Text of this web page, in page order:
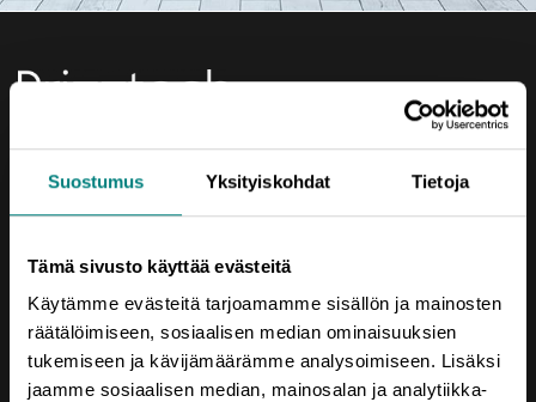
Suostumus Yksityiskohdat Tietoja
Tämä sivusto käyttää evästeitä
Käytämme evästeitä tarjoamamme sisällön ja mainosten
räätälöimiseen, sosiaalisen median ominaisuuksien
tukemiseen ja kävijämäärämme analysoimiseen. Lisäksi
jaamme sosiaalisen median, mainosalan ja analytiikka-
Yhteystiedot
Porin Leijona
28100 Pori
Vaihde (02) 620 5300
prizztech@prizz.fi